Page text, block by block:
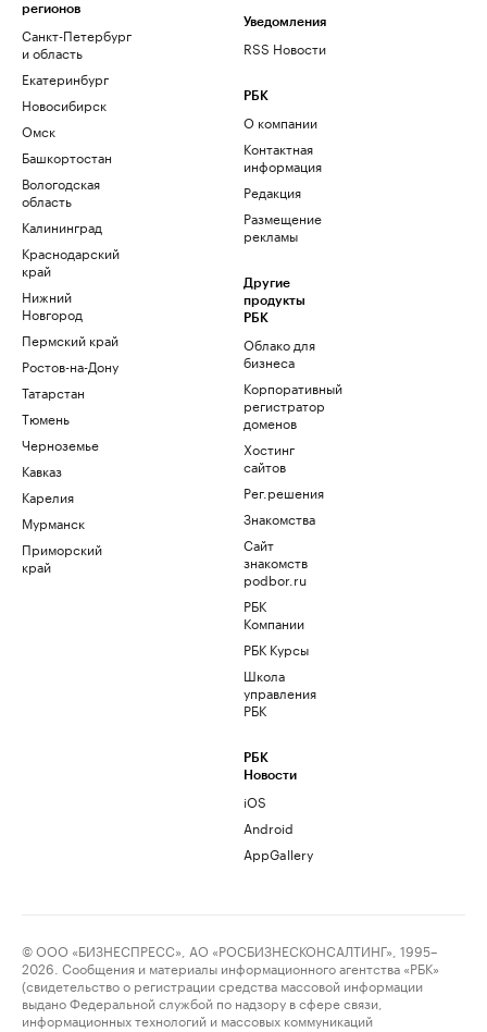
регионов
Санкт-Петербург
и область
Екатеринбург
Новосибирск
Омск
Башкортостан
Вологодская
область
Калининград
Краснодарский
край
Нижний
Новгород
Пермский край
Ростов-на-Дону
Татарстан
Тюмень
Черноземье
Кавказ
Карелия
Мурманск
Приморский
край
Уведомления
RSS Новости
РБК
О компании
Контактная
информация
Редакция
Размещение
рекламы
Другие
продукты
РБК
Облако для
бизнеса
Корпоративный
регистратор
доменов
Хостинг
сайтов
Рег.решения
Знакомства
Сайт
знакомств
podbor.ru
РБК
Компании
РБК Курсы
Школа
управления
РБК
РБК
Новости
iOS
Android
AppGallery
© ООО «БИЗНЕСПРЕСС», АО «РОСБИЗНЕСКОНСАЛТИНГ», 1995–
2026. Сообщения и материалы информационного агентства «РБК»
(свидетельство о регистрации средства массовой информации
выдано Федеральной службой по надзору в сфере связи,
информационных технологий и массовых коммуникаций